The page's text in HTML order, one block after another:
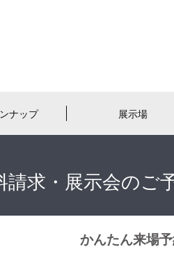
ナップ 展示場
求・展示会のご
かんたん来場